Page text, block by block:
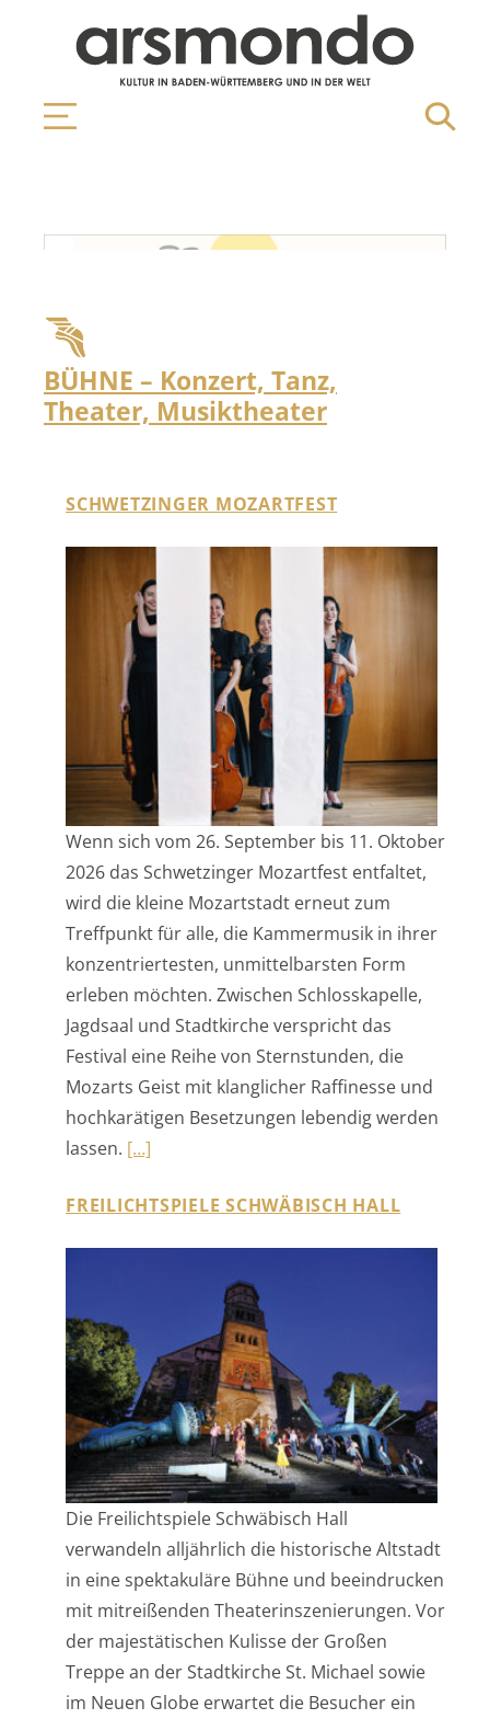
Theater, Musiktheater
SCHWETZINGER MOZARTFEST
Wenn sich vom 26. September bis 11. Oktober
2026 das Schwetzinger Mozartfest entfaltet,
wird die kleine Mozartstadt erneut zum
Treffpunkt für alle, die Kammermusik in ihrer
konzentriertesten, unmittelbarsten Form
erleben möchten. Zwischen Schlosskapelle,
Jagdsaal und Stadtkirche verspricht das
Festival eine Reihe von Sternstunden, die
Mozarts Geist mit klanglicher Raffinesse und
hochkarätigen Besetzungen lebendig werden
lassen. […]
FREILICHTSPIELE SCHWÄBISCH HALL
Die Freilichtspiele Schwäbisch Hall
verwandeln alljährlich die historische Altstadt
in eine spektakuläre Bühne und beeindrucken
mit mitreißenden Theaterinszenierungen. Vor
der majestätischen Kulisse der Großen
Treppe an der Stadtkirche St. Michael sowie
im Neuen Globe erwartet die Besucher ein
abwechslungsreiches Programm, das
Klassiker, moderne Stücke und musikalische
Highlights verbindet. Auf der Großen Treppe